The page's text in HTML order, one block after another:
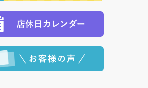
定をされている場合は、ご指定の日
けいたします。）